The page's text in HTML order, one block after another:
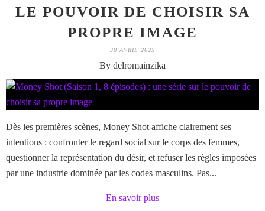
LE POUVOIR DE CHOISIR SA
PROPRE IMAGE
30 AVRIL 2025
By delromainzika
Dès les premières scènes, Money Shot affiche clairement ses
intentions : confronter le regard social sur le corps des femmes,
questionner la représentation du désir, et refuser les règles imposées
par une industrie dominée par les codes masculins. Pas...
En savoir plus